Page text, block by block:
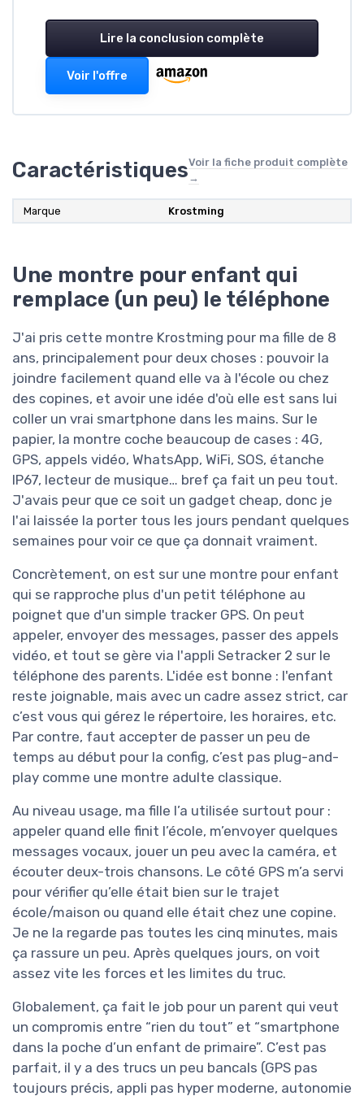
Lire la conclusion complète
Voir l'offre
CaractéristiquesVoir la fiche produit complète
→
Marque Krostming
Une montre pour enfant qui
remplace (un peu) le téléphone
J'ai pris cette montre Krostming pour ma fille de 8
ans, principalement pour deux choses : pouvoir la
joindre facilement quand elle va à l'école ou chez
des copines, et avoir une idée d'où elle est sans lui
coller un vrai smartphone dans les mains. Sur le
papier, la montre coche beaucoup de cases : 4G,
GPS, appels vidéo, WhatsApp, WiFi, SOS, étanche
IP67, lecteur de musique… bref ça fait un peu tout.
J'avais peur que ce soit un gadget cheap, donc je
l'ai laissée la porter tous les jours pendant quelques
semaines pour voir ce que ça donnait vraiment.
Concrètement, on est sur une montre pour enfant
qui se rapproche plus d'un petit téléphone au
poignet que d'un simple tracker GPS. On peut
appeler, envoyer des messages, passer des appels
vidéo, et tout se gère via l'appli Setracker 2 sur le
téléphone des parents. L'idée est bonne : l'enfant
reste joignable, mais avec un cadre assez strict, car
c’est vous qui gérez le répertoire, les horaires, etc.
Par contre, faut accepter de passer un peu de
temps au début pour la config, c’est pas plug-and-
play comme une montre adulte classique.
Au niveau usage, ma fille l’a utilisée surtout pour :
appeler quand elle finit l’école, m’envoyer quelques
messages vocaux, jouer un peu avec la caméra, et
écouter deux-trois chansons. Le côté GPS m’a servi
pour vérifier qu’elle était bien sur le trajet
école/maison ou quand elle était chez une copine.
Je ne la regarde pas toutes les cinq minutes, mais
ça rassure un peu. Après quelques jours, on voit
assez vite les forces et les limites du truc.
Globalement, ça fait le job pour un parent qui veut
un compromis entre “rien du tout” et “smartphone
dans la poche d’un enfant de primaire”. C’est pas
parfait, il y a des trucs un peu bancals (GPS pas
toujours précis, appli pas hyper moderne, autonomie